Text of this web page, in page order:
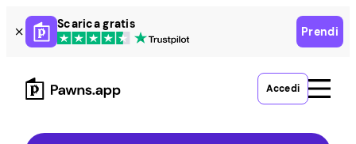
Skip
to
content
Scarica gratis
Prendi
Accedi